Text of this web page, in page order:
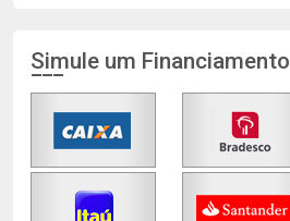
Simule um Financiamento